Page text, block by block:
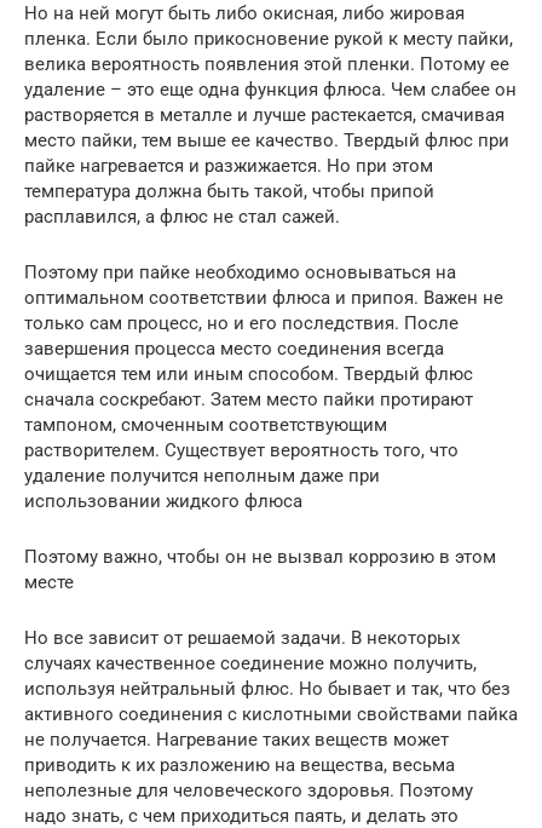
Но на ней могут быть либо окисная, либо жировая
пленка. Если было прикосновение рукой к месту пайки,
велика вероятность появления этой пленки. Потому ее
удаление – это еще одна функция флюса. Чем слабее он
растворяется в металле и лучше растекается, смачивая
место пайки, тем выше ее качество. Твердый флюс при
пайке нагревается и разжижается. Но при этом
температура должна быть такой, чтобы припой
расплавился, а флюс не стал сажей.
Поэтому при пайке необходимо основываться на
оптимальном соответствии флюса и припоя. Важен не
только сам процесс, но и его последствия. После
завершения процесса место соединения всегда
очищается тем или иным способом. Твердый флюс
сначала соскребают. Затем место пайки протирают
тампоном, смоченным соответствующим
растворителем. Существует вероятность того, что
удаление получится неполным даже при
использовании жидкого флюса
Поэтому важно, чтобы он не вызвал коррозию в этом
месте
Но все зависит от решаемой задачи. В некоторых
случаях качественное соединение можно получить,
используя нейтральный флюс. Но бывает и так, что без
активного соединения с кислотными свойствами пайка
не получается. Нагревание таких веществ может
приводить к их разложению на вещества, весьма
неполезные для человеческого здоровья. Поэтому
надо знать, с чем приходиться паять, и делать это